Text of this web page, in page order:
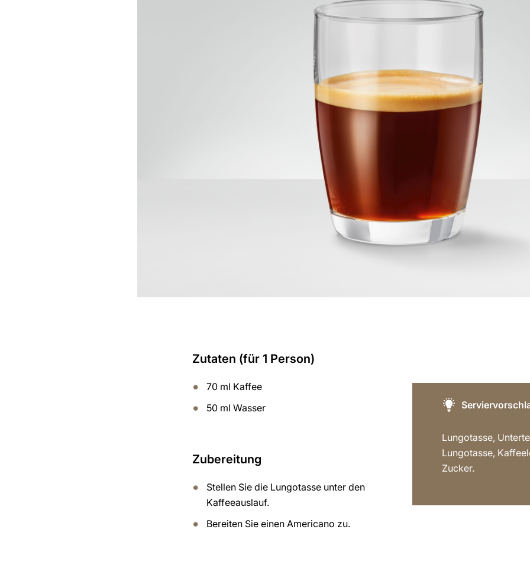
Zutaten (für 1 Person)
70 ml Kaffee
50 ml Wasser
Zubereitung
Stellen Sie die Lungotasse unter den
Kaffeeauslauf.
Bereiten Sie einen Americano zu.
Lungotasse,
Lungotasse,
Zucker.